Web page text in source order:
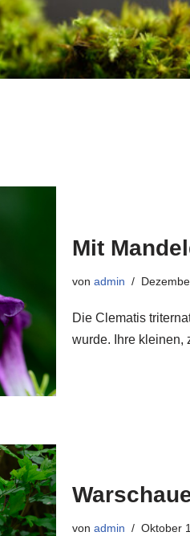
Mit
von admin
Die Clematis
wurde. Ihre kleinen,
von admin Oktober